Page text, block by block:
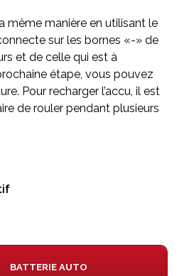
même manière en utilisant le
sur les bornes «-» de
et de celle qui est à
étape, vous pouvez
Pour recharger l’accu, il est
de rouler pendant plusieurs
BATTERIE AUTO